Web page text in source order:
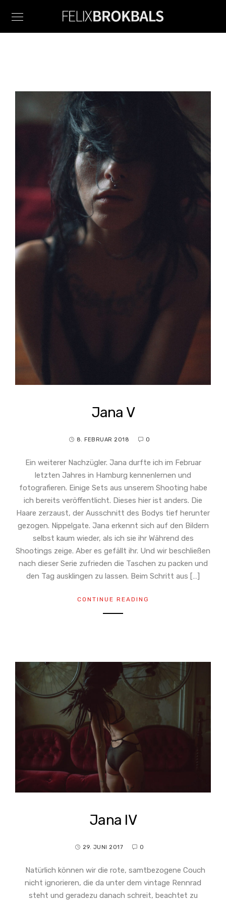
Jana V
8. FEBRUAR 2018 0
Ein weiterer Nachzügler. Jana durfte ich im Februar
letzten Jahres in Hamburg kennenlernen und
fotografieren. Einige Sets aus unserem Shooting habe
ich bereits veröffentlicht. Dieses hier ist anders. Die
Haare zerzaust, der Ausschnitt des Bodys tief herunter
gezogen. Nippelgate. Jana erkennt sich auf den Bildern
selbst kaum wieder, als ich sie ihr Während des
Shootings zeige. Aber es gefällt ihr. Und wir beschließen
nach dieser Serie zufrieden die Taschen zu packen und
den Tag ausklingen zu lassen. Beim Schritt aus […]
CONTINUE READING
Jana IV
29. JUNI 2017 0
Natürlich können wir die rote, samtbezogene Couch
nicht ignorieren, die da unter dem vintage Rennrad
steht und geradezu danach schreit, beachtet zu